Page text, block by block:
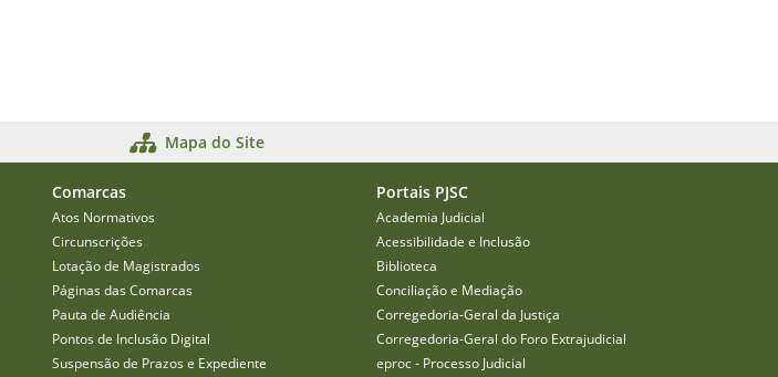
Mapa do Site
Comarcas
Atos Normativos
Circunscrições
Lotação de Magistrados
Páginas das Comarcas
Pauta de Audiência
Pontos de Inclusão Digital
Suspensão de Prazos e Expediente
Portais PJSC
Academia Judicial
Acessibilidade e Inclusão
Biblioteca
Conciliação e Mediação
Corregedoria-Geral da Justiça
Corregedoria-Geral do Foro Extrajudicial
eproc - Processo Judicial